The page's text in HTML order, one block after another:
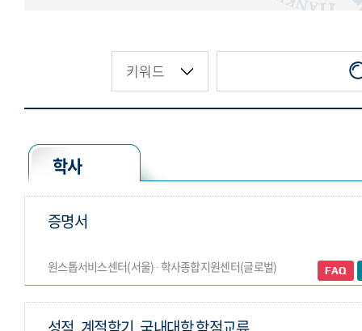
학사
원스톱서비스센터(서울) ∙ 학사종합지원센터(글로벌)
증명서